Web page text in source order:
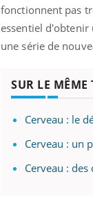
fonctionnent pas
essentiel d'obtenir
une série de
SUR LE MÊME
Cerveau : le
Cerveau : un
Cerveau :